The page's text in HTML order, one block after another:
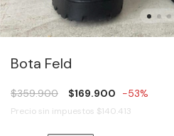
Bota Feld
$359.900 $169.900 -53%
Precio sin impuestos $140.413